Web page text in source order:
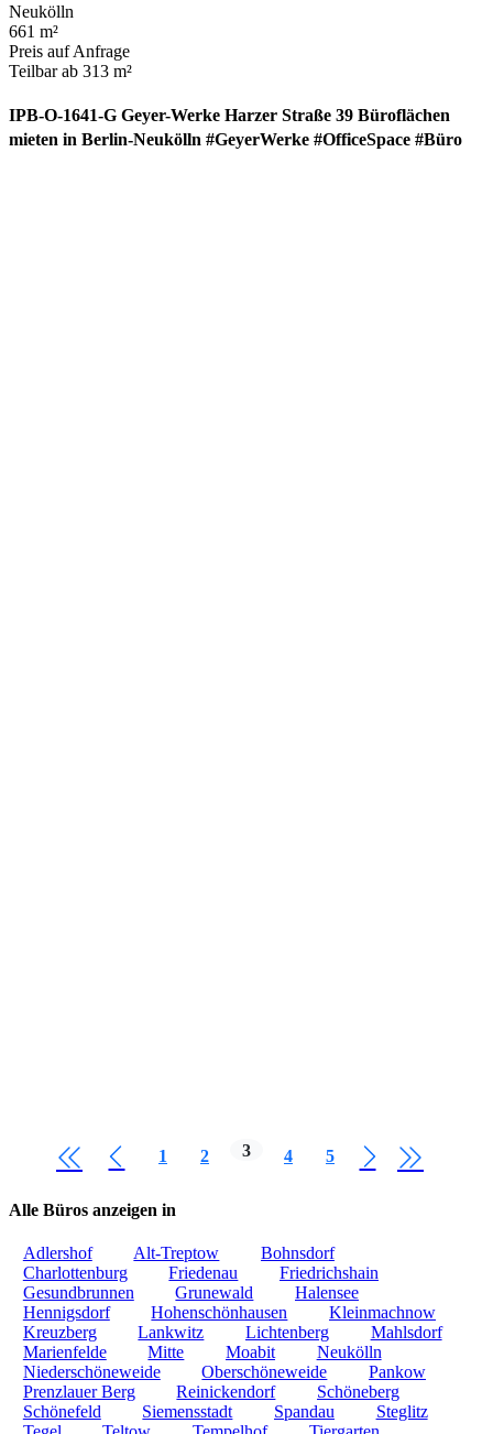
Neukölln
661 m²
Preis auf Anfrage
Teilbar ab 313 m²
IPB-O-1641-G Geyer-Werke Harzer Straße 39 Büroflächen
mieten in Berlin-Neukölln #GeyerWerke #OfficeSpace #Büro
1 2 3 4 5
Alle Büros anzeigen in
Adlershof Alt-Treptow
Bohnsdorf
Charlottenburg
Friedenau
Friedrichshain
Gesundbrunnen
Grunewald
Halensee
Hennigsdorf
Hohenschönhausen
Kleinmachnow
Kreuzberg
Lankwitz Lichtenberg
Mahlsdorf
Marienfelde
Mitte Moabit
Neukölln
Niederschöneweide
Oberschöneweide
Pankow
Prenzlauer Berg
Reinickendorf
Schöneberg
Schönefeld
Siemensstadt Spandau
Steglitz